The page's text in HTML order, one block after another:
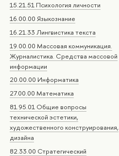
15.21.51 Психология личности
16.00.00 Языкознание
16.21.33 Лингвистика текста
19.00.00 Массовая коммуникация.
Журналистика. Средства массовой
информации
20.00.00 Информатика
27.00.00 Математика
81.95.01 Общие вопросы
технической эстетики,
художественного конструирования,
дизайна
82.33.00 Стратегический